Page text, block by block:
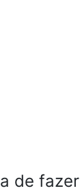
de